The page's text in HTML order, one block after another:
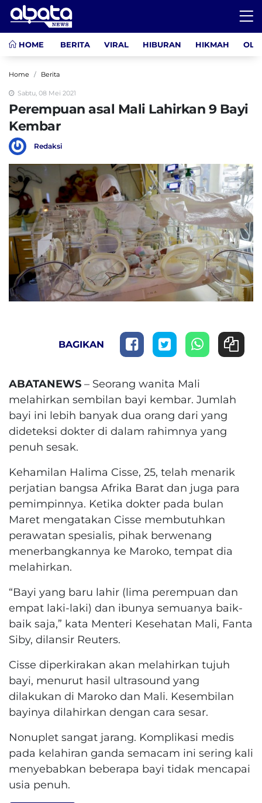
HOME BERITA VIRAL HIBURAN HIKMAH
Home Berita
Sabtu, 08 Mei 2021
Perempuan asal Mali Lahirkan 9 Bayi
Kembar
Redaksi
BAGIKAN
ABATANEWS – Seorang wanita Mali
melahirkan sembilan bayi kembar. Jumlah
bayi ini lebih banyak dua orang dari yang
dideteksi dokter di dalam rahimnya yang
penuh sesak.
Kehamilan Halima Cisse, 25, telah menarik
perjatian bangsa Afrika Barat dan juga para
pemimpinnya. Ketika dokter pada bulan
Maret mengatakan Cisse membutuhkan
perawatan spesialis, pihak berwenang
menerbangkannya ke Maroko, tempat dia
melahirkan.
“Bayi yang baru lahir (lima perempuan dan
empat laki-laki) dan ibunya semuanya baik-
baik saja,” kata Menteri Kesehatan Mali, Fanta
Siby, dilansir Reuters.
Cisse diperkirakan akan melahirkan tujuh
bayi, menurut hasil ultrasound yang
dilakukan di Maroko dan Mali. Kesembilan
bayinya dilahirkan dengan cara sesar.
Nonuplet sangat jarang. Komplikasi medis
pada kelahiran ganda semacam ini sering kali
menyebabkan beberapa bayi tidak mencapai
usia penuh.